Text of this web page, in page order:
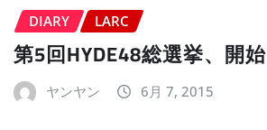
DIARY LARC
第5回HYDE48総選挙、開始
ヤンヤン 6月 7, 2015